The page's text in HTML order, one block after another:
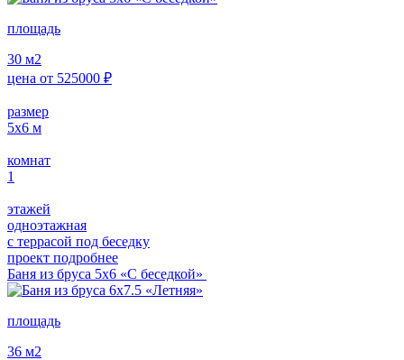
площадь
30 м2
цена от 525000 ₽
размер
5х6 м
комнат
1
этажей
одноэтажная
с террасой под беседку
проект подробнее
Баня из бруса 5х6 «С беседкой»
площадь
36 м2